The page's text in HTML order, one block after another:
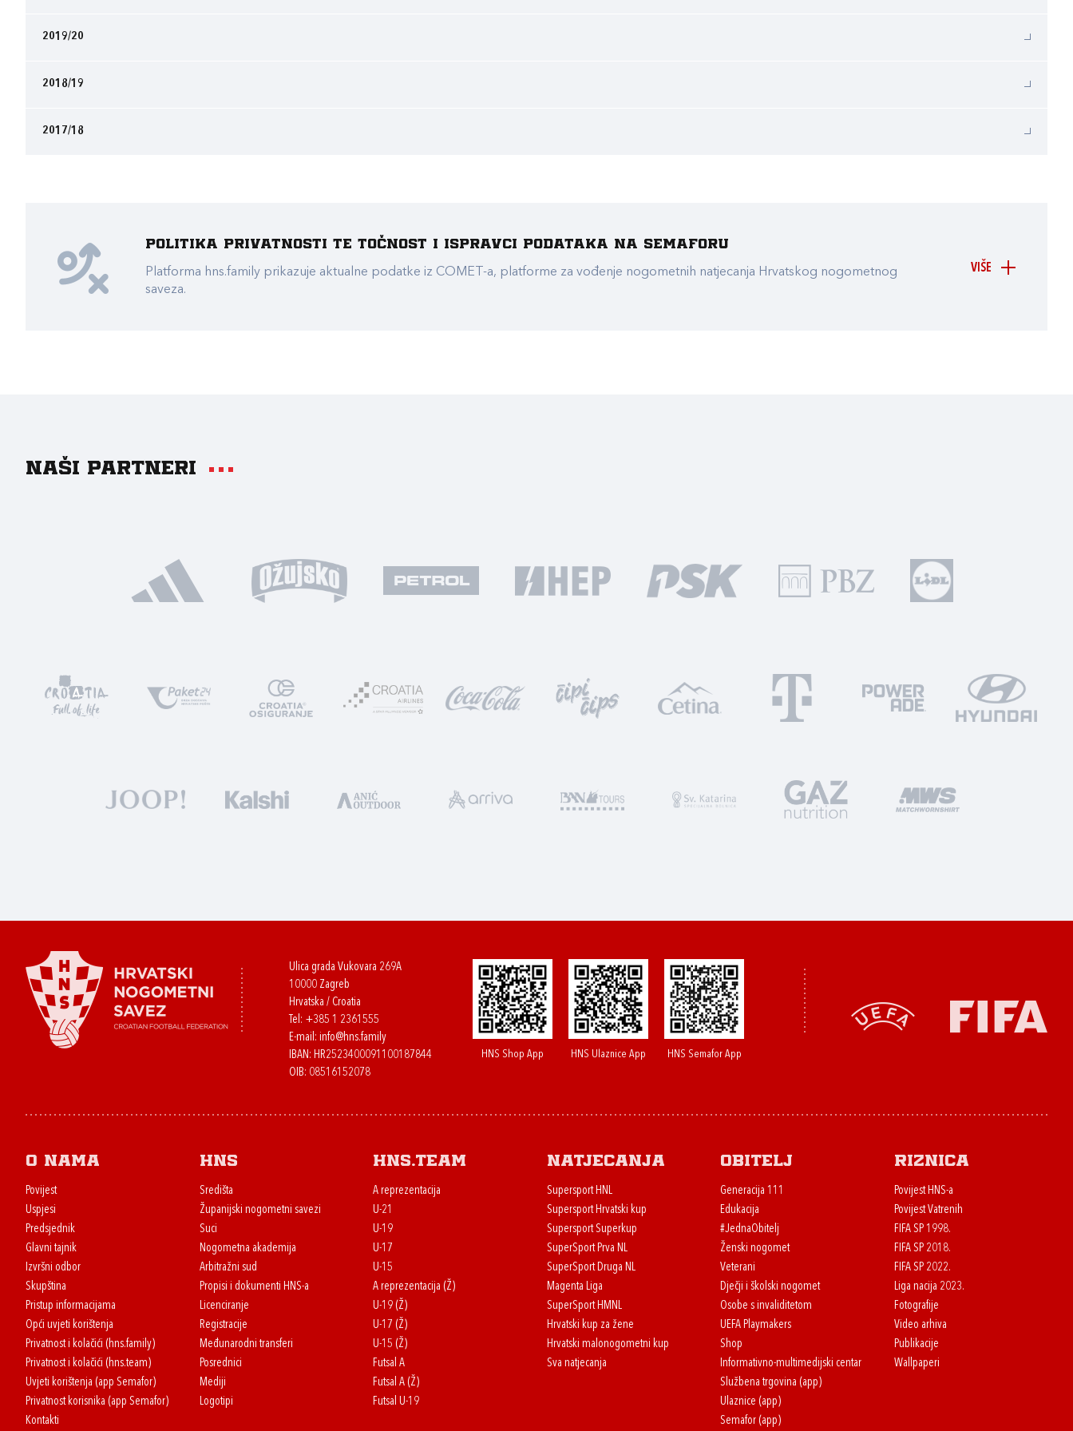
2019/20
2018/19
2017/18
VIŠE
Politika privatnosti te točnost i ispravci podataka na Semaforu
Platforma hns.family prikazuje aktualne podatke iz COMET-a, platforme za vođenje nogometnih natjecanja Hrvatskog nogometnog
saveza.
Naši partneri
Ulica grada Vukovara 269A
10000 Zagreb
Hrvatska / Croatia
Tel: +385 1 2361555
E-mail: info@hns.family
IBAN: HR2523400091100187844
OIB: 08516152078
HNS Shop App HNS Ulaznice App HNS Semafor App
O nama
Povijest
Uspjesi
Predsjednik
Glavni tajnik
Izvršni odbor
Skupština
Pristup informacijama
Opći uvjeti korištenja
Privatnost i kolačići (hns.family)
Privatnost i kolačići (hns.team)
Uvjeti korištenja (app Semafor)
Privatnost korisnika (app Semafor)
Kontakti
HNS
Središta
Županijski nogometni savezi
Suci
Nogometna akademija
Arbitražni sud
Propisi i dokumenti HNS-a
Licenciranje
Registracije
Međunarodni transferi
Posrednici
Mediji
Logotipi
HNS.team
A reprezentacija
U-21
U-19
U-17
U-15
A reprezentacija (Ž)
U-19 (Ž)
U-17 (Ž)
U-15 (Ž)
Futsal A
Futsal A (Ž)
Futsal U-19
Natjecanja
Supersport HNL
Supersport Hrvatski kup
Supersport Superkup
SuperSport Prva NL
SuperSport Druga NL
Magenta Liga
SuperSport HMNL
Hrvatski kup za žene
Hrvatski malonogometni kup
Sva natjecanja
Obitelj
Generacija 111
Edukacija
#JednaObitelj
Ženski nogomet
Veterani
Dječji i školski nogomet
Osobe s invaliditetom
UEFA Playmakers
Shop
Informativno-multimedijski centar
Službena trgovina (app)
Ulaznice (app)
Semafor (app)
Riznica
Povijest HNS-a
Povijest Vatrenih
FIFA SP 1998.
FIFA SP 2018.
FIFA SP 2022.
Liga nacija 2023.
Fotografije
Video arhiva
Publikacije
Wallpaperi